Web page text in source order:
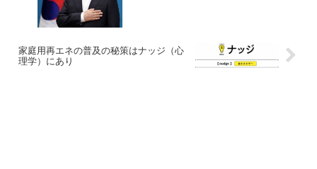
家庭用再エネの普及の秘策はナッジ（心
理学）にあり